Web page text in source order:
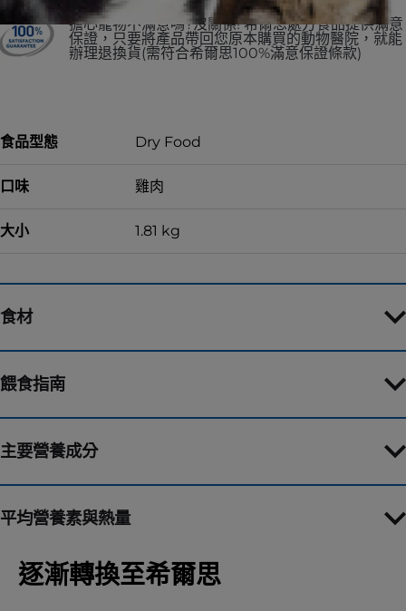
擔心寵物不滿意嗎?沒關係! 希爾思處方食品提供滿意
保證，只要將產品帶回您原本購買的動物醫院，就能
辦理退換貨(需符合希爾思100%滿意保證條款)
食品型態 Dry Food
口味 雞肉
大小 1.81 kg
食材
餵食指南
主要營養成分
平均營養素與熱量
逐漸轉換至希爾思